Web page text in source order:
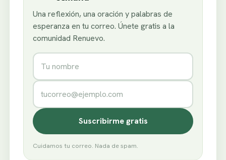
Una reflexión, una oración y palabras de
esperanza en tu correo. Únete gratis a la
comunidad Renuevo.
Nombre
Correo electrónico
Suscribirme gratis
Cuidamos tu correo. Nada de spam.